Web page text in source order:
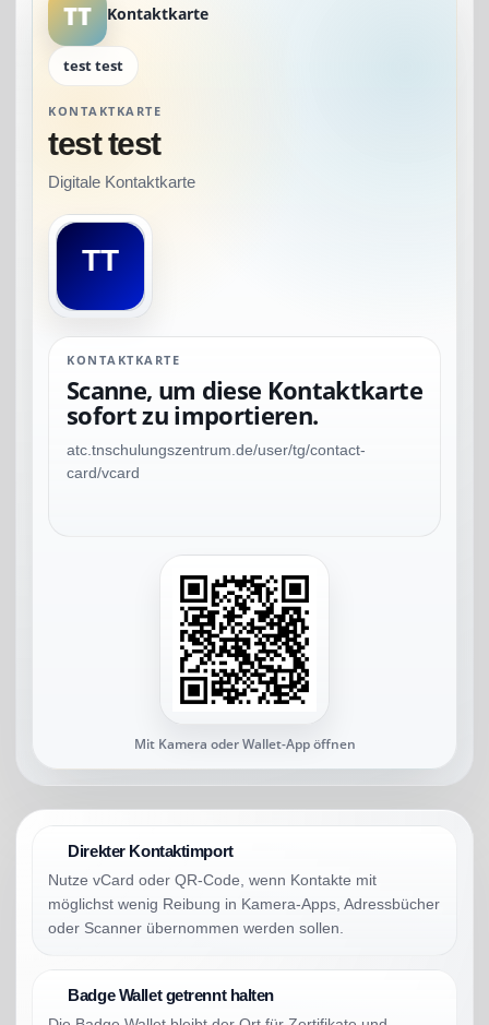
TT Kontaktkarte
test test
KONTAKTKARTE
test test
Digitale Kontaktkarte
KONTAKTKARTE
Scanne, um diese Kontaktkarte
sofort zu importieren.
atc.tnschulungszentrum.de/user/tg/contact-
card/vcard
Mit Kamera oder Wallet-App öffnen
Direkter Kontaktimport
Nutze vCard oder QR-Code, wenn Kontakte mit
möglichst wenig Reibung in Kamera-Apps, Adressbücher
oder Scanner übernommen werden sollen.
Badge Wallet getrennt halten